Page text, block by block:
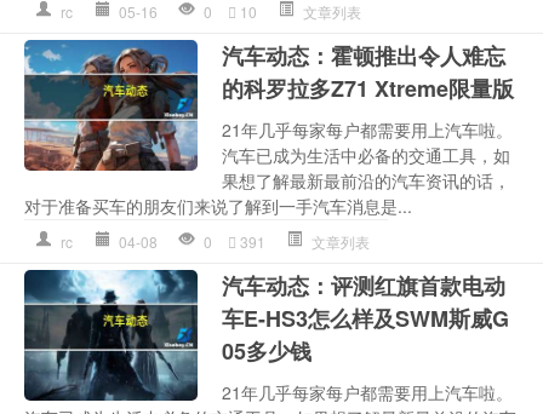
rc 05-16 0 10 文章列表
汽车动态：霍顿推出令人难忘
的科罗拉多Z71 Xtreme限量版
21年几乎每家每户都需要用上汽车啦。
汽车已成为生活中必备的交通工具，如
果想了解最新最前沿的汽车资讯的话，
对于准备买车的朋友们来说了解到一手汽车消息是...
rc 04-08 0 391 文章列表
汽车动态：评测红旗首款电动
车E-HS3怎么样及SWM斯威G
05多少钱
21年几乎每家每户都需要用上汽车啦。